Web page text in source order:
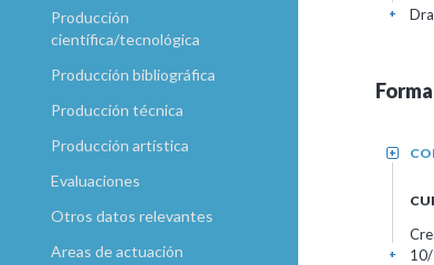
Producción
científica/tecnológica
Producción bibliográfica
Producción técnica
Producción artística
Evaluaciones
Otros datos relevantes
Areas de actuación
+
+
+